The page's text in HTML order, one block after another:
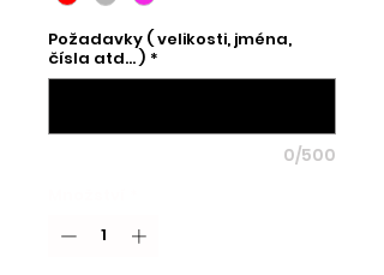
Požadavky ( velikosti, jména,
čísla atd... ) *
0/500